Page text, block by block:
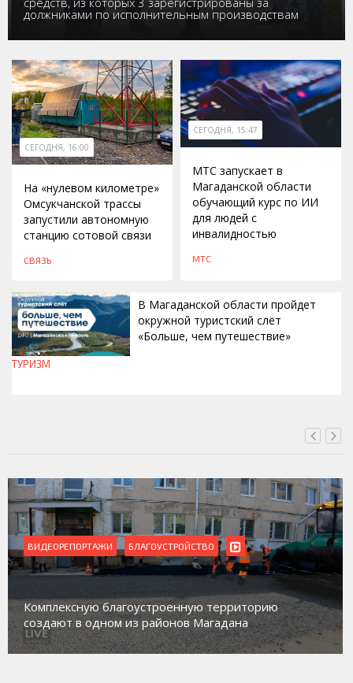
должниками по исполнительным производствам
СЕГОДНЯ, 16:00
На «нулевом километре»
Омсукчанской трассы
запустили автономную
станцию сотовой связи
СВЯЗЬ
СЕГОДНЯ, 15:47
МТС запускает в
Магаданской области
обучающий курс по ИИ
для людей с
инвалидностью
МТС
В Магаданской области пройдет
окружной туристский слёт
«Больше, чем путешествие»
ТУРИЗМ
ВИДЕОРЕПОРТАЖИ БЛАГОУСТРОЙСТВО
Комплексную благоустроенную территорию
создают в одном из районов Магадана